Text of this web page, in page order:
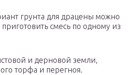
грунта для драцены можно
смесь по одному из
и дерновой земли,
торфа и перегноя.